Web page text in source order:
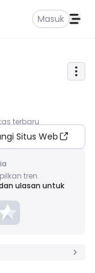
Masuk
terbaru
Situs Web
tren.
ulasan untuk